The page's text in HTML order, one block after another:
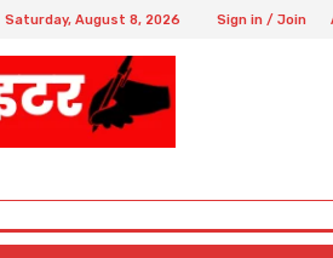
Saturday, August 8, 2026 Sign in / Join